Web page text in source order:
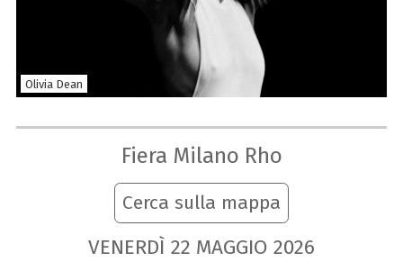
Olivia Dean
Fiera Milano Rho
Cerca sulla mappa
VENERDÌ 22 MAGGIO 2026